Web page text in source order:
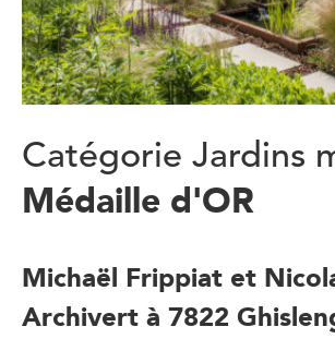
Catégorie Jardins
Médaille d'OR
Michaël Frippiat et
Archivert à 7822